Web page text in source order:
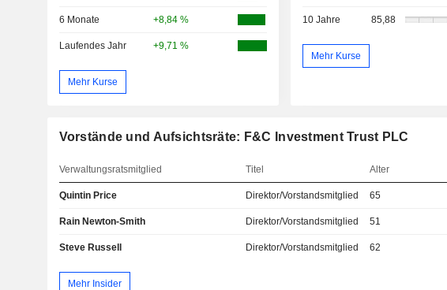
6 Monate +8,84 %
Laufendes Jahr +9,71 %
Mehr Kurse
10 Jahre 85,88
Mehr Kurse
Vorstände und Aufsichtsräte: F&C Investment Trust PLC
Verwaltungsratsmitglied Titel Alter
Quintin Price Direktor/Vorstandsmitglied 65
Rain Newton-Smith Direktor/Vorstandsmitglied 51
Steve Russell Direktor/Vorstandsmitglied 62
Mehr Insider